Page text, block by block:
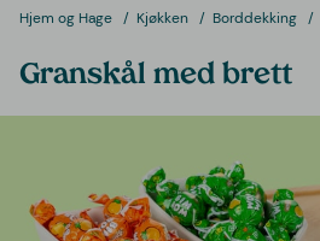
Hjem og Hage Kjøkken Borddekking
Granskål med brett